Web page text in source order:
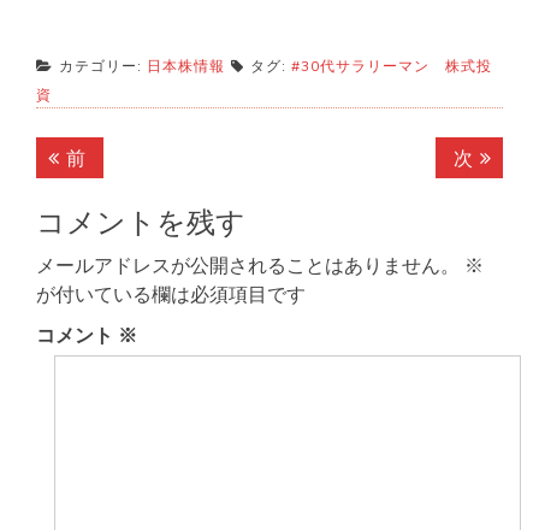
カテゴリー: 日本株情報 タグ: #30代サラリーマン 株式投
資
投
ナ
ビ
ゲ
ー
前前
の
記
事:
次 次
の
コメントを残す
メールアドレスが公開されることはありません。
※
が付いている欄は必須項目です
コメント ※